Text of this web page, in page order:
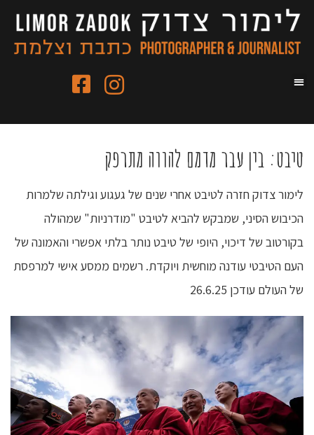
טיבט: בין עבר מדמם להווה מתרפק
לימור צדוק חזרה לטיבט אחרי שנים של געגוע וגילתה שלמרות
הכיבוש הסיני, שמבקש להביא לטיבט "מודרניות" שמהולה
בקורטוב של דיכוי, היופי של טיבט נותר בלתי אפשרי והאמונה של
העם הטיבטי עודנה מוחשית ויוקדת. רשמים ממסע אישי למרפסת
של העולם עודכן 26.6.25